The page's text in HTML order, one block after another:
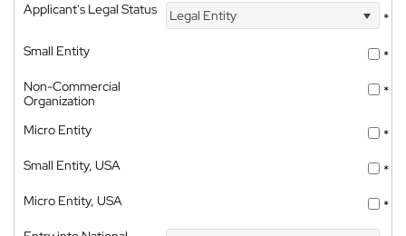
Applicant's Legal Status
Legal Entity
*
Small Entity
*
Non-Commercial
Organization
*
Micro Entity
*
Small Entity, USA
*
Micro Entity, USA
*